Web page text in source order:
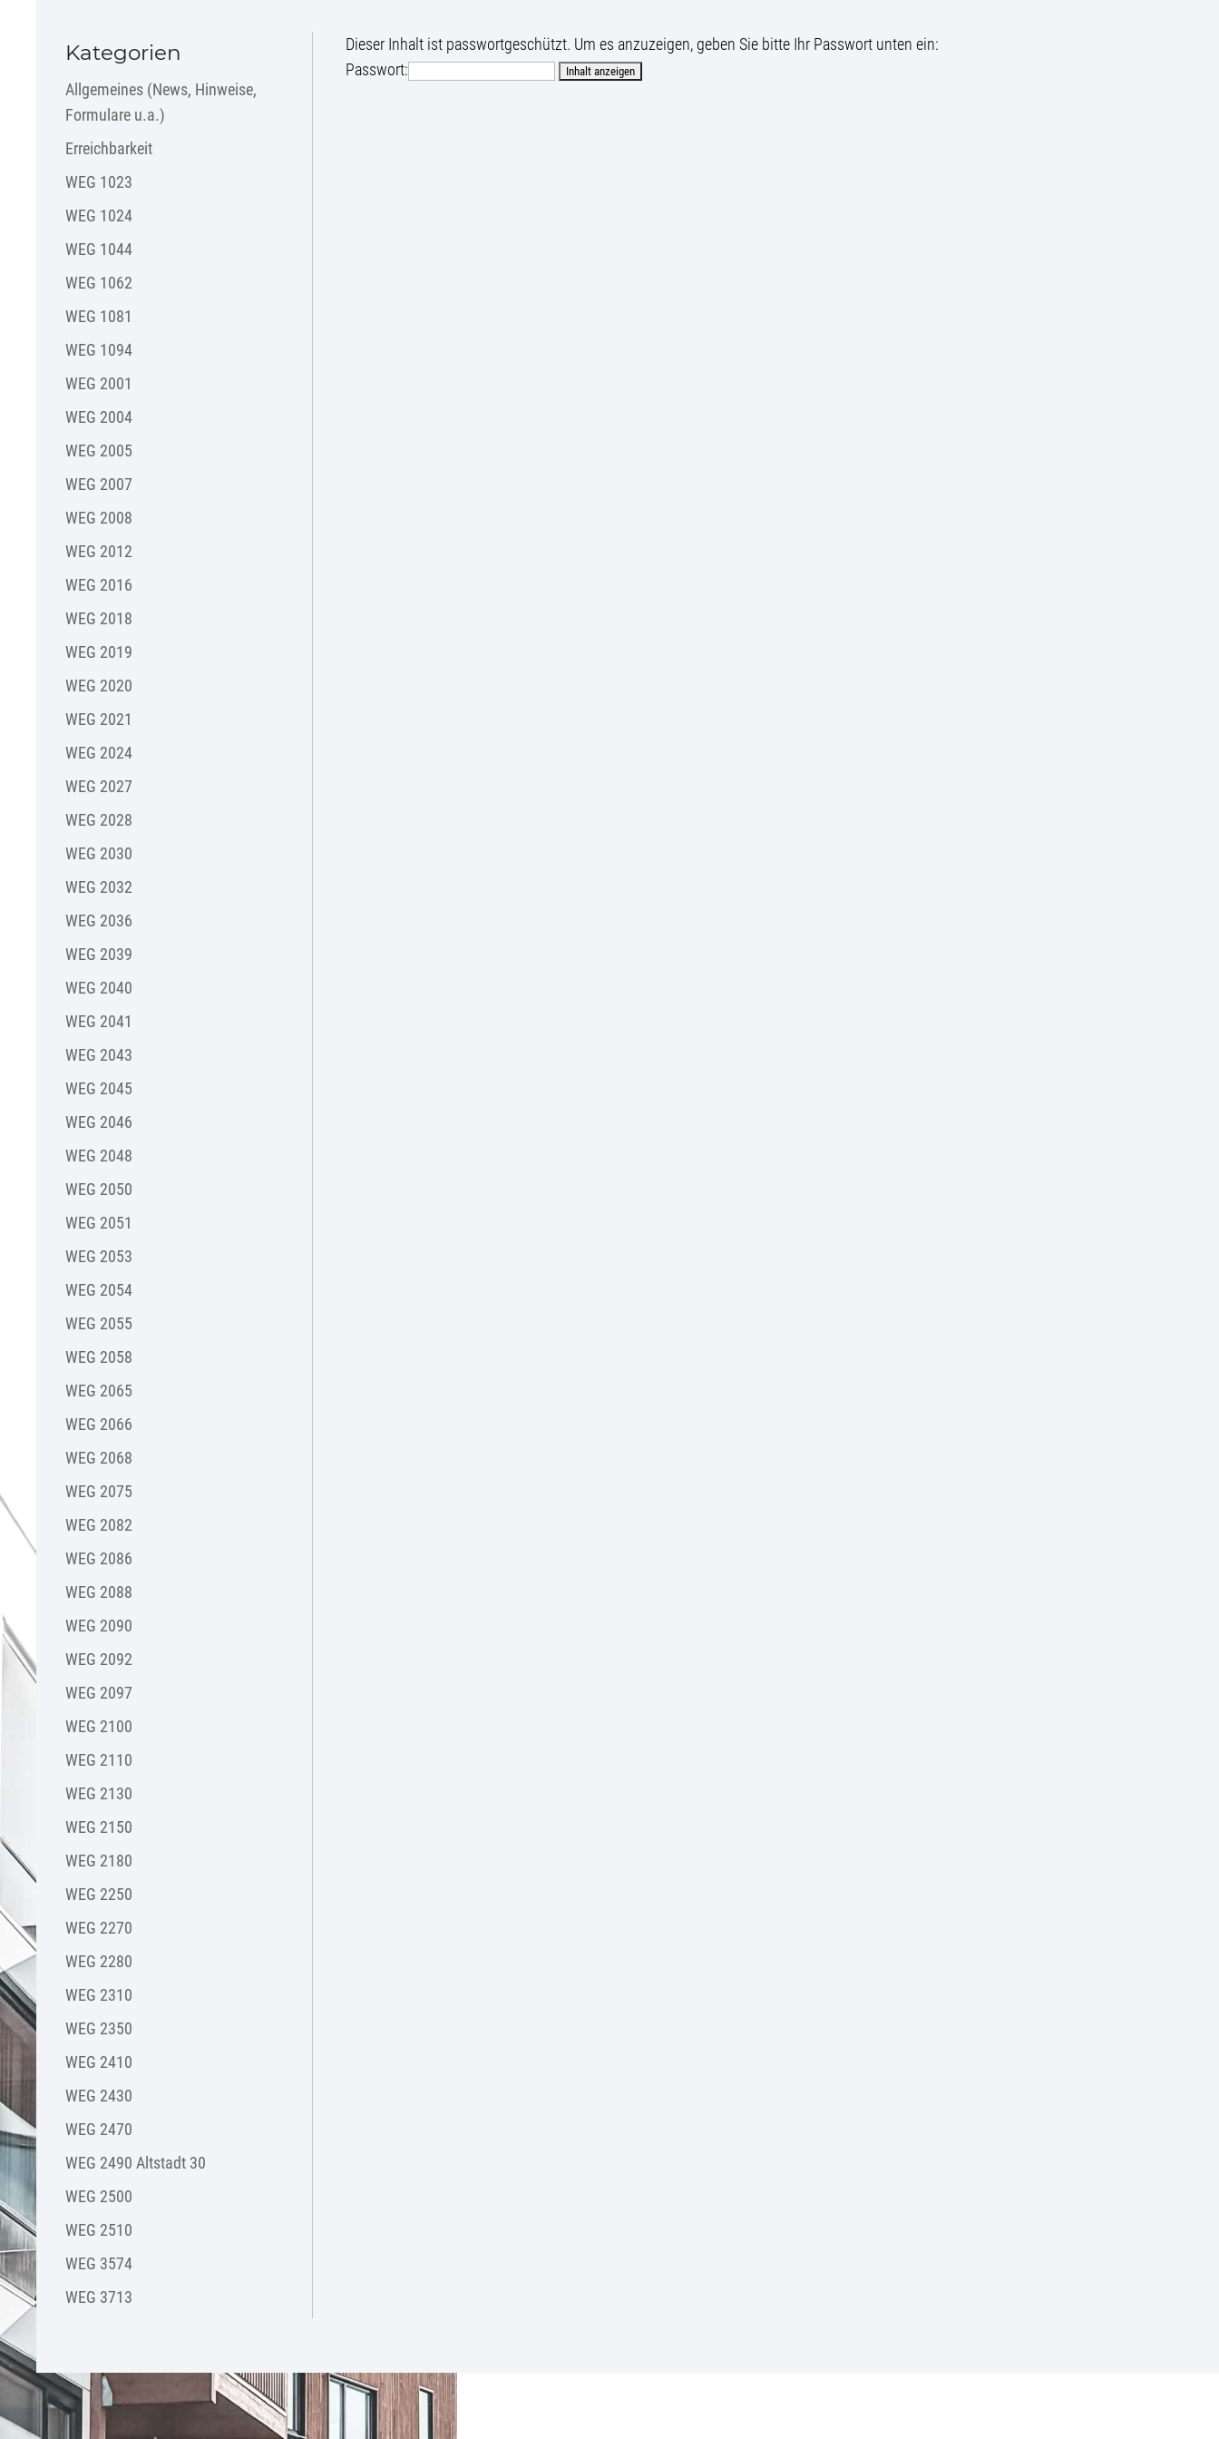
Kategorien
Allgemeines (News, Hinweise,
Formulare u.a.)
Erreichbarkeit
WEG 1023
WEG 1024
WEG 1044
WEG 1062
WEG 1081
WEG 1094
WEG 2001
WEG 2004
WEG 2005
WEG 2007
WEG 2008
WEG 2012
WEG 2016
WEG 2018
WEG 2019
WEG 2020
WEG 2021
WEG 2024
WEG 2027
WEG 2028
WEG 2030
WEG 2032
WEG 2036
WEG 2039
WEG 2040
WEG 2041
WEG 2043
WEG 2045
WEG 2046
WEG 2048
WEG 2050
WEG 2051
WEG 2053
WEG 2054
WEG 2055
WEG 2058
WEG 2065
WEG 2066
WEG 2068
WEG 2075
WEG 2082
WEG 2086
WEG 2088
WEG 2090
WEG 2092
WEG 2097
WEG 2100
WEG 2110
WEG 2130
WEG 2150
WEG 2180
WEG 2250
WEG 2270
WEG 2280
WEG 2310
WEG 2350
WEG 2410
WEG 2430
WEG 2470
WEG 2490 Altstadt 30
WEG 2500
WEG 2510
WEG 3574
WEG 3713
Dieser Inhalt ist passwortgeschützt. Um es anzuzeigen, geben Sie bitte Ihr Passwort unten ein:
Passwort: